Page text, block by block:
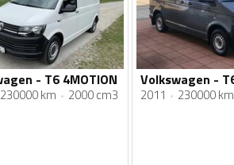
- T6 4MOTION
230000 km 2000 cm3 2011 230000 km